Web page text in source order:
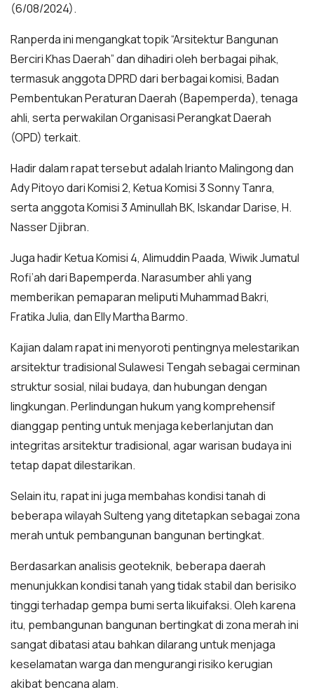
(6/08/2024).
Ranperda ini mengangkat topik “Arsitektur Bangunan
Berciri Khas Daerah” dan dihadiri oleh berbagai pihak,
termasuk anggota DPRD dari berbagai komisi, Badan
Pembentukan Peraturan Daerah (Bapemperda), tenaga
ahli, serta perwakilan Organisasi Perangkat Daerah
(OPD) terkait.
Hadir dalam rapat tersebut adalah Irianto Malingong dan
Ady Pitoyo dari Komisi 2, Ketua Komisi 3 Sonny Tanra,
serta anggota Komisi 3 Aminullah BK, Iskandar Darise, H.
Nasser Djibran.
Juga hadir Ketua Komisi 4, Alimuddin Paada, Wiwik Jumatul
Rofi’ah dari Bapemperda. Narasumber ahli yang
memberikan pemaparan meliputi Muhammad Bakri,
Fratika Julia, dan Elly Martha Barmo.
Kajian dalam rapat ini menyoroti pentingnya melestarikan
arsitektur tradisional Sulawesi Tengah sebagai cerminan
struktur sosial, nilai budaya, dan hubungan dengan
lingkungan. Perlindungan hukum yang komprehensif
dianggap penting untuk menjaga keberlanjutan dan
integritas arsitektur tradisional, agar warisan budaya ini
tetap dapat dilestarikan.
Selain itu, rapat ini juga membahas kondisi tanah di
beberapa wilayah Sulteng yang ditetapkan sebagai zona
merah untuk pembangunan bangunan bertingkat.
Berdasarkan analisis geoteknik, beberapa daerah
menunjukkan kondisi tanah yang tidak stabil dan berisiko
tinggi terhadap gempa bumi serta likuifaksi. Oleh karena
itu, pembangunan bangunan bertingkat di zona merah ini
sangat dibatasi atau bahkan dilarang untuk menjaga
keselamatan warga dan mengurangi risiko kerugian
akibat bencana alam.